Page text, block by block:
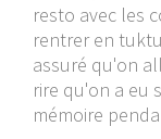
resto avec les
rentrer en
assuré qu'on
rire qu'on a eu
mémoire